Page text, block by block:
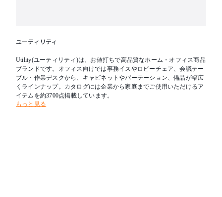
ユーティリティ
Utility(ユーティリティ)は、お値打ちで高品質なホーム・オフィス商品
ブランドです。オフィス向けでは事務イスやロビーチェア、会議テー
ブル・作業デスクから、キャビネットやパーテーション、備品が幅広
くラインナップ。カタログには企業から家庭までご使用いただけるア
イテムを約3700点掲載しています。
もっと見る